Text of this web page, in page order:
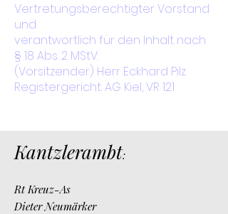
Vertretungsberechtigter Vorstand
und
verantwortlich für den Inhalt nach
§ 18 Abs. 2 MStV:
(Vorsitzender) Herr Eckhard Pilz
Registergericht: AG Kiel, VR 121
Kantzlerambt:
Rt Kreuz-As
Dieter Neumärker